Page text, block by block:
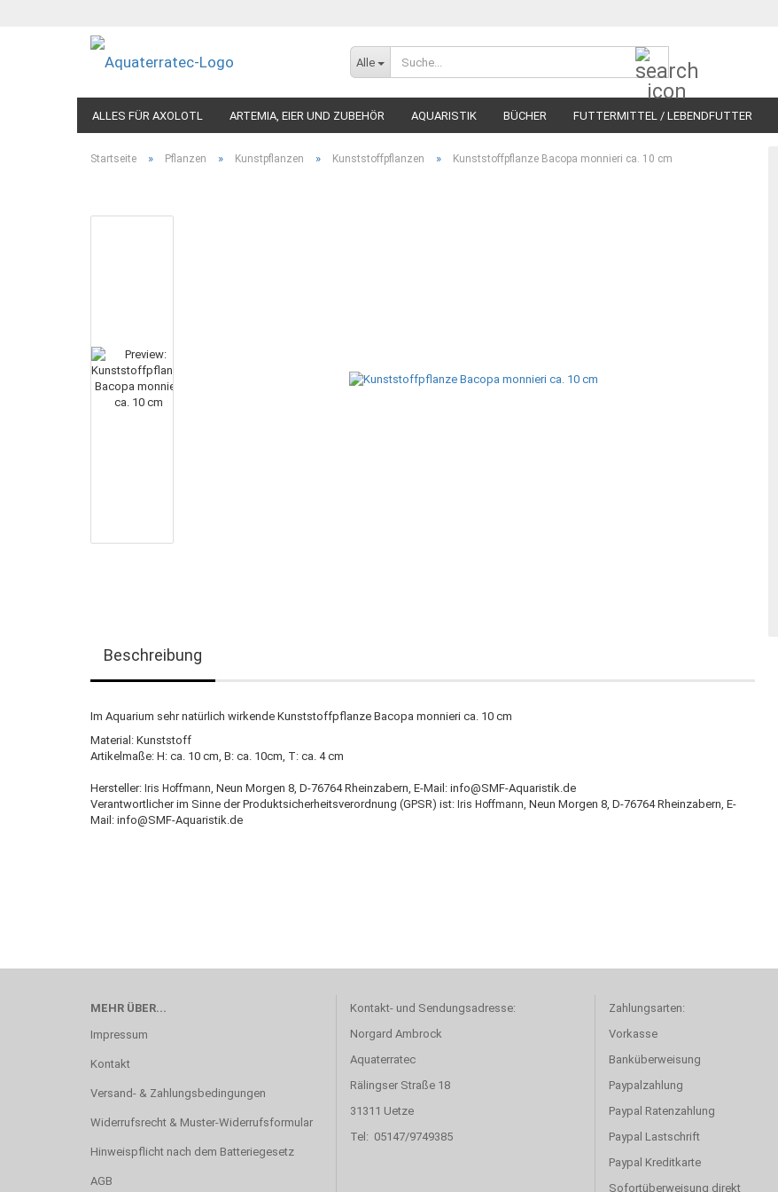
Alle
ALLES FÜR AXOLOTL ARTEMIA, EIER UND ZUBEHÖR AQUARISTIK BÜCHER FUTTERMITTEL / LEBENDFUTTER
Startseite » Pflanzen » Kunstpflanzen » Kunststoffpflanzen » Kunststoffpflanze Bacopa monnieri ca. 10 cm
Beschreibung
Im Aquarium sehr natürlich wirkende Kunststoffpflanze Bacopa monnieri ca. 10 cm
Material: Kunststoff
Artikelmaße: H: ca. 10 cm, B: ca. 10cm, T: ca. 4 cm
Hersteller: Iris Hoffmann, Neun Morgen 8, D-76764 Rheinzabern, E-Mail: info@SMF-Aquaristik.de
Verantwortlicher im Sinne der Produktsicherheitsverordnung (GPSR) ist: Iris Hoffmann, Neun Morgen 8, D-76764 Rheinzabern, E-
Mail: info@SMF-Aquaristik.de
MEHR ÜBER...
Impressum
Kontakt
Versand- & Zahlungsbedingungen
Widerrufsrecht & Muster-Widerrufsformular
Hinweispflicht nach dem Batteriegesetz
AGB
Kontakt- und Sendungsadresse:
Norgard Ambrock
Aquaterratec
Rälingser Straße 18
31311 Uetze
Tel: 05147/9749385
Zahlungsarten:
Vorkasse
Banküberweisung
Paypalzahlung
Paypal Ratenzahlung
Paypal Lastschrift
Paypal Kreditkarte
Sofortüberweisung direkt